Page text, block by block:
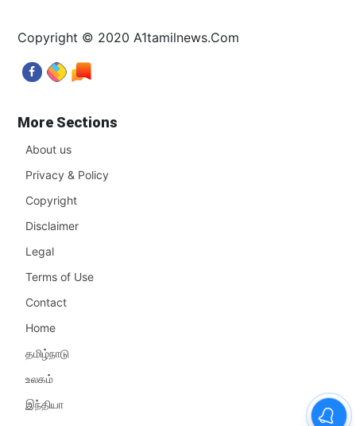
Copyright © 2020 A1tamilnews.Com
More Sections
About us
Privacy & Policy
Copyright
Disclaimer
Legal
Terms of Use
Contact
Home
தமிழ்நாடு
உலகம்
இந்தியா